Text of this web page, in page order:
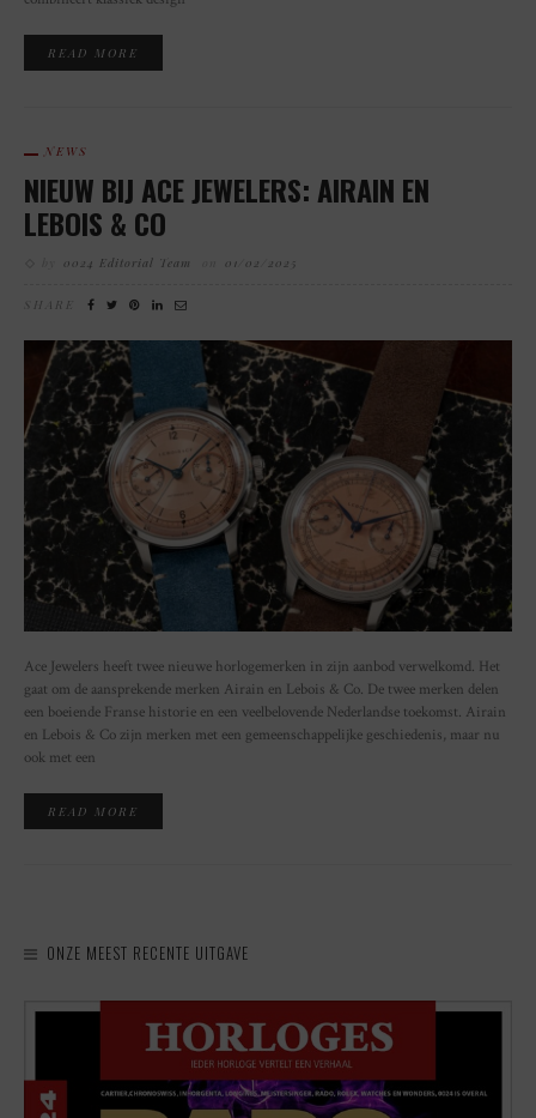
READ MORE
NEWS
NIEUW BIJ ACE JEWELERS: AIRAIN EN
LEBOIS & CO
0024 Editorial Team 01/02/2025
SHARE
Ace Jewelers heeft twee nieuwe horlogemerken in zijn aanbod verwelkomd. Het
gaat om de aansprekende merken Airain en Lebois & Co. De twee merken delen
een boeiende Franse historie en een veelbelovende Nederlandse toekomst. Airain
en Lebois & Co zijn merken met een gemeenschappelijke geschiedenis, maar nu
ook met een
READ MORE
ONZE MEEST RECENTE UITGAVE